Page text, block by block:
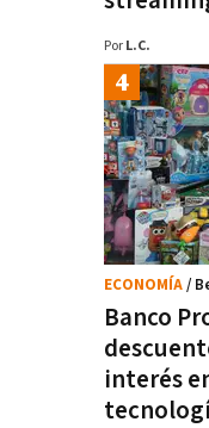
Por L.C.
Banco
interés
ECONOMÍA/